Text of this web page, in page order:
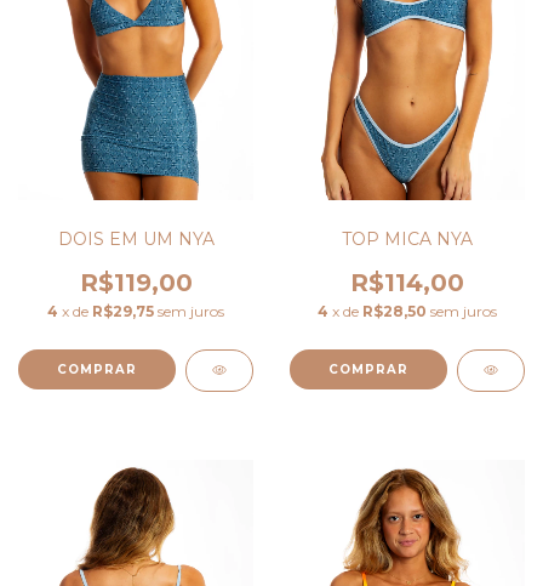
DOIS EM UM NYA
R$119,00
4 x de R$29,75 sem juros
COMPRAR
TOP MICA NYA
R$114,00
4 x de R$28,50 sem juros
COMPRAR